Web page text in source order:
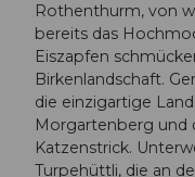
Rothenthurm, von
bereits das
Eiszapfen
Birkenlandschaft.
die einzigartige
Morgartenberg und
Katzenstrick.
Turpehüttli, die an